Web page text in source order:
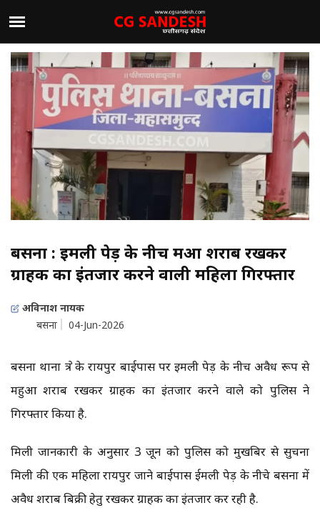
बसना : इमली पेड़ के नीच महुआ शराब रखकर
ग्राहक का इंतजार करने वाली महिला गिरफ्तार
अविनाश नायक
बसना
04-Jun-2026
बसना थाना क्षेत्र के रायपुर बाईपास पर इमली पेड़ के नीच अवैध रूप से
महुआ शराब रखकर ग्राहक का इंतजार करने वाले को पुलिस ने
गिरफ्तार किया है.
मिली जानकारी के अनुसार 3 जून को पुलिस को मुखबिर से सुचना
मिली की एक महिला रायपुर जाने बाईपास ईमली पेड़ के नीचे बसना में
अवैध शराब बिक्री हेतु रखकर ग्राहक का इंतजार कर रही है.